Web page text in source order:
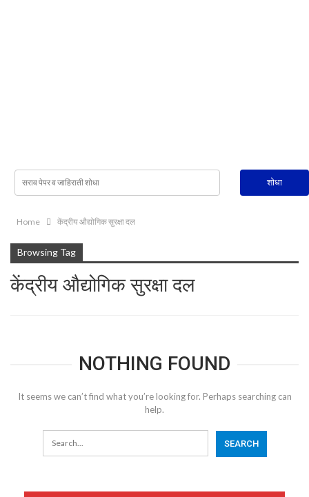
Home केंद्रीय औद्योगिक सुरक्षा दल
Browsing Tag
केंद्रीय औद्योगिक सुरक्षा दल
NOTHING FOUND
It seems we can’t find what you’re looking for. Perhaps searching can
help.